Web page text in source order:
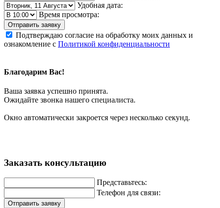
Удобная дата:
Время просмотра:
Отправить заявку
Подтверждаю согласие на обработку моих данных и
ознакомление с Политикой конфиденциальности
Благодарим Вас!
Ваша заявка успешно принята.
Ожидайте звонка нашего специалиста.
Окно автоматически закроется через несколько секунд.
Заказать консультацию
Представьтесь:
Телефон для связи:
Отправить заявку